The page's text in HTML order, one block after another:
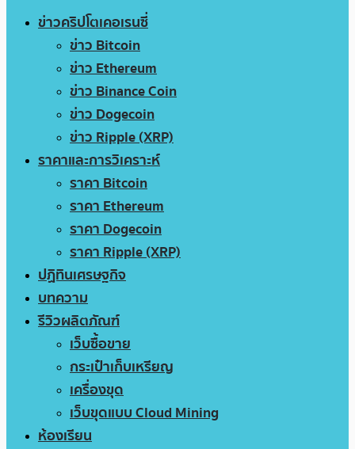
ข่าวคริปโตเคอเรนซี่
ข่าว Bitcoin
ข่าว Ethereum
ข่าว Binance Coin
ข่าว Dogecoin
ข่าว Ripple (XRP)
ราคาและการวิเคราะห์
ราคา Bitcoin
ราคา Ethereum
ราคา Dogecoin
ราคา Ripple (XRP)
ปฏิทินเศรษฐกิจ
บทความ
รีวิวผลิตภัณฑ์
เว็บซื้อขาย
กระเป๋าเก็บเหรียญ
เครื่องขุด
เว็บขุดแบบ Cloud Mining
ห้องเรียน